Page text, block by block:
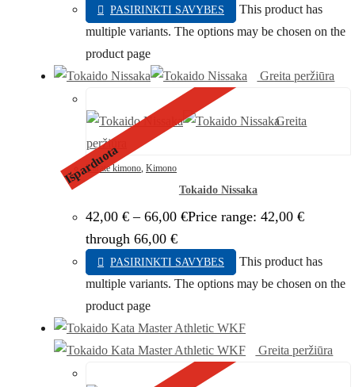
PASIRINKTI SAVYBES
This product has
multiple variants. The options may be chosen on the
product page
Greita peržiūra
Išparduota
Greita
peržiūra
Karate kimono, Kimono
Tokaido Nissaka
42,00 € – 66,00 €Price range: 42,00 €
through 66,00 €
PASIRINKTI SAVYBES
This product has
multiple variants. The options may be chosen on the
product page
Greita peržiūra